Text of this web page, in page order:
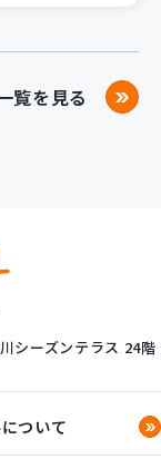
覧を見る
シーズンテラス 24階
ついて